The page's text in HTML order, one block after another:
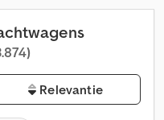
Relevantie